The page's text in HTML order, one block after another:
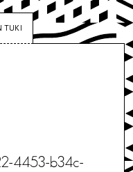
TUKI
4453-b34c-